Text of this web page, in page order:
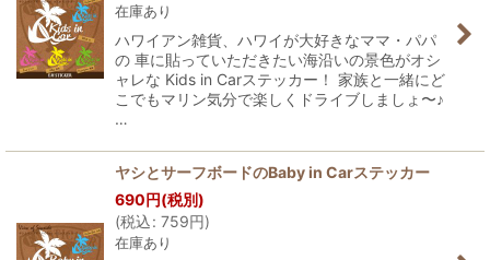
在庫あり
ハワイアン雑貨、ハワイが大好きなママ・パパ
の 車に貼っていただきたい海沿いの景色がオシ
ャレな Kids in Carステッカー！ 家族と一緒にど
こでもマリン気分で楽しくドライブしましょ〜♪
…
ヤシとサーフボードのBaby in Carステッカー
690円(税別)
(税込: 759円)
在庫あり